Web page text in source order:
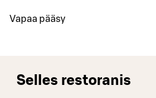
Vapaa pääsy
Selles restoranis